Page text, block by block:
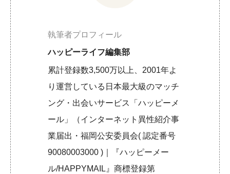
執筆者プロフィール
ハッピーライフ編集部
累計登録数3,500万以上、2001年よ
り運営している日本最大級のマッチ
ング・出会いサービス「ハッピーメ
ール」（インターネット異性紹介事
業届出・福岡公安委員会( 認定番号
90080003000 )｜『ハッピーメー
ル/HAPPYMAIL』商標登録第